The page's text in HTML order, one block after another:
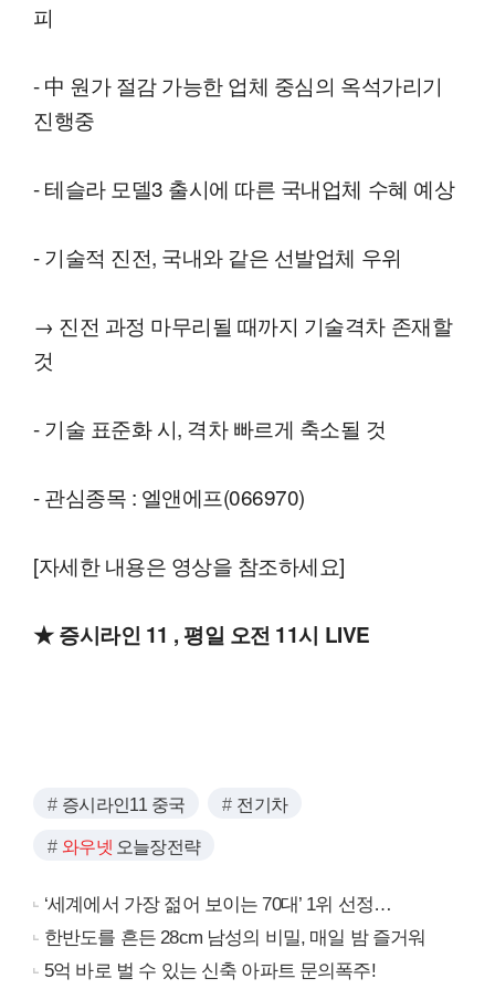
피
- 中 원가 절감 가능한 업체 중심의 옥석가리기
진행중
- 테슬라 모델3 출시에 따른 국내업체 수혜 예상
- 기술적 진전, 국내와 같은 선발업체 우위
→ 진전 과정 마무리될 때까지 기술격차 존재할
것
- 기술 표준화 시, 격차 빠르게 축소될 것
- 관심종목 : 엘앤에프(066970)
[자세한 내용은 영상을 참조하세요]
★ 증시라인 11 , 평일 오전 11시 LIVE
증시라인11 중국 전기차
와우넷 오늘장전략
‘세계에서 가장 젊어 보이는 70대’ 1위 선정…
한반도를 흔든 28cm 남성의 비밀, 매일 밤 즐거워
5억 바로 벌 수 있는 신축 아파트 문의폭주!